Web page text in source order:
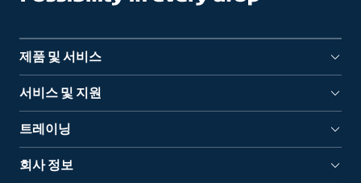
제품 및 서비스
서비스 및 지원
트레이닝
회사 정보